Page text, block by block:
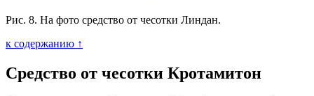
Рис. 8. На фото средство от чесотки Линдан.
к содержанию ↑
Средство от чесотки Кротамитон